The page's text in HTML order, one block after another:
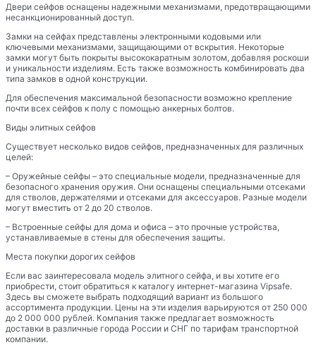
Двери сейфов оснащены надежными механизмами, предотвращающими
несанкционированный доступ.
Замки на сейфах представлены электронными кодовыми или
ключевыми механизмами, защищающими от вскрытия. Некоторые
замки могут быть покрыты высококаратным золотом, добавляя роскоши
и уникальности изделиям. Есть также возможность комбинировать два
типа замков в одной конструкции.
Для обеспечения максимальной безопасности возможно крепление
почти всех сейфов к полу с помощью анкерных болтов.
Виды элитных сейфов
Существует несколько видов сейфов, предназначенных для различных
целей:
– Оружейные сейфы – это специальные модели, предназначенные для
безопасного хранения оружия. Они оснащены специальными отсеками
для стволов, держателями и отсеками для аксессуаров. Разные модели
могут вместить от 2 до 20 стволов.
– Встроенные сейфы для дома и офиса – это прочные устройства,
устанавливаемые в стены для обеспечения защиты.
Места покупки дорогих сейфов
Если вас заинтересовала модель элитного сейфа, и вы хотите его
приобрести, стоит обратиться к каталогу интернет-магазина Vipsafe.
Здесь вы сможете выбрать подходящий вариант из большого
ассортимента продукции. Цены на эти изделия варьируются от 250 000
до 2 000 000 рублей. Компания также предлагает возможность
доставки в различные города России и СНГ по тарифам транспортной
компании.